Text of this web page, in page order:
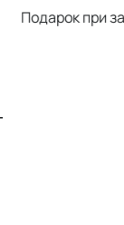
Подарок при